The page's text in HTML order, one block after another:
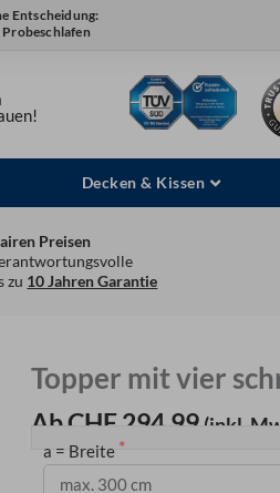
Entscheidung:
Decken & Kissen
Preisen
zu 10 Jahren Garantie
Topper mit vier
Ab CHF 294.99 (inkl.
a = Breite